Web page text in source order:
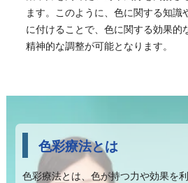
ます。このように、色に関する知識
に付けることで、色に関する効果的
精神的な調整が可能となります。
色彩療法とは
色彩療法とは、色が持つ力や効果を